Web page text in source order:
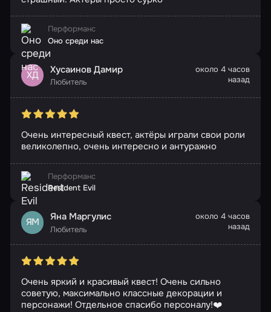
Перформанс
Оно среди нас
ХД Хусаинов Дамир
Любитель
около 4 часов
назад
Очень интересный квест, актёры играли свои роли
великолепно, очень интересно и антуражно
Перформанс
Resident Evil
ЯМ Яна Маргулис
Любитель
около 4 часов
назад
Очень яркий и красивый квест! Очень сильно
советую, максимально классные декорации и
персонажи! Отдельное спасибо персоналу!❤️